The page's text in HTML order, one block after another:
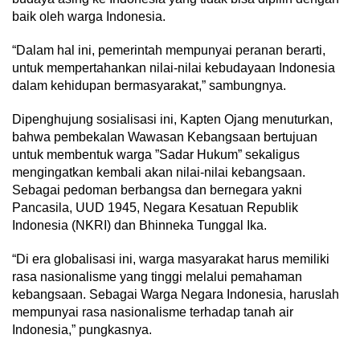
baik oleh warga Indonesia.
“Dalam hal ini, pemerintah mempunyai peranan berarti,
untuk mempertahankan nilai-nilai kebudayaan Indonesia
dalam kehidupan bermasyarakat,” sambungnya.
Dipenghujung sosialisasi ini, Kapten Ojang menuturkan,
bahwa pembekalan Wawasan Kebangsaan bertujuan
untuk membentuk warga ”Sadar Hukum” sekaligus
mengingatkan kembali akan nilai-nilai kebangsaan.
Sebagai pedoman berbangsa dan bernegara yakni
Pancasila, UUD 1945, Negara Kesatuan Republik
Indonesia (NKRI) dan Bhinneka Tunggal Ika.
“Di era globalisasi ini, warga masyarakat harus memiliki
rasa nasionalisme yang tinggi melalui pemahaman
kebangsaan. Sebagai Warga Negara Indonesia, haruslah
mempunyai rasa nasionalisme terhadap tanah air
Indonesia,” pungkasnya.